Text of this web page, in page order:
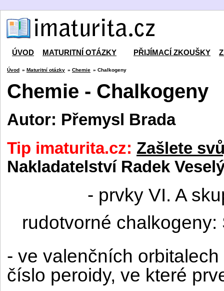
ÚVOD MATURITNÍ OTÁZKY PŘIJÍMACÍ ZKOUŠKY
Úvod » Maturitní otázky » Chemie » Chalkogeny
Chemie - Chalkogeny
Autor: Přemysl Brada
Tip imaturita.cz: Zašlete
Nakladatelství Radek
- prvky VI. A
rudotvorné chalkogeny:
- ve valenčních
číslo peroidy, ve které